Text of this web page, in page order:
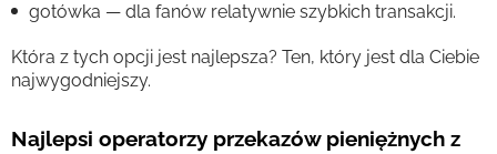
gotówka — dla fanów relatywnie szybkich transakcji.
Która z tych opcji jest najlepsza? Ten, który jest dla Ciebie
najwygodniejszy.
Najlepsi operatorzy przekazów pieniężnych z